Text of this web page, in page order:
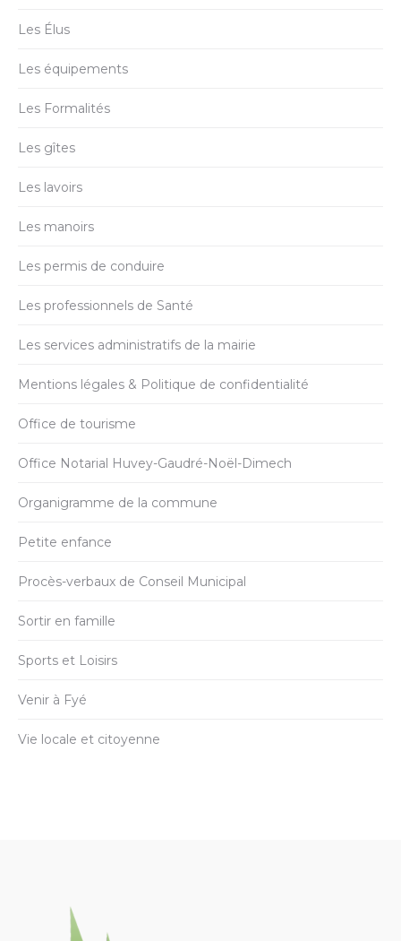
Les Élus
Les équipements
Les Formalités
Les gîtes
Les lavoirs
Les manoirs
Les permis de conduire
Les professionnels de Santé
Les services administratifs de la mairie
Mentions légales & Politique de confidentialité
Office de tourisme
Office Notarial Huvey-Gaudré-Noël-Dimech
Organigramme de la commune
Petite enfance
Procès-verbaux de Conseil Municipal
Sortir en famille
Sports et Loisirs
Venir à Fyé
Vie locale et citoyenne